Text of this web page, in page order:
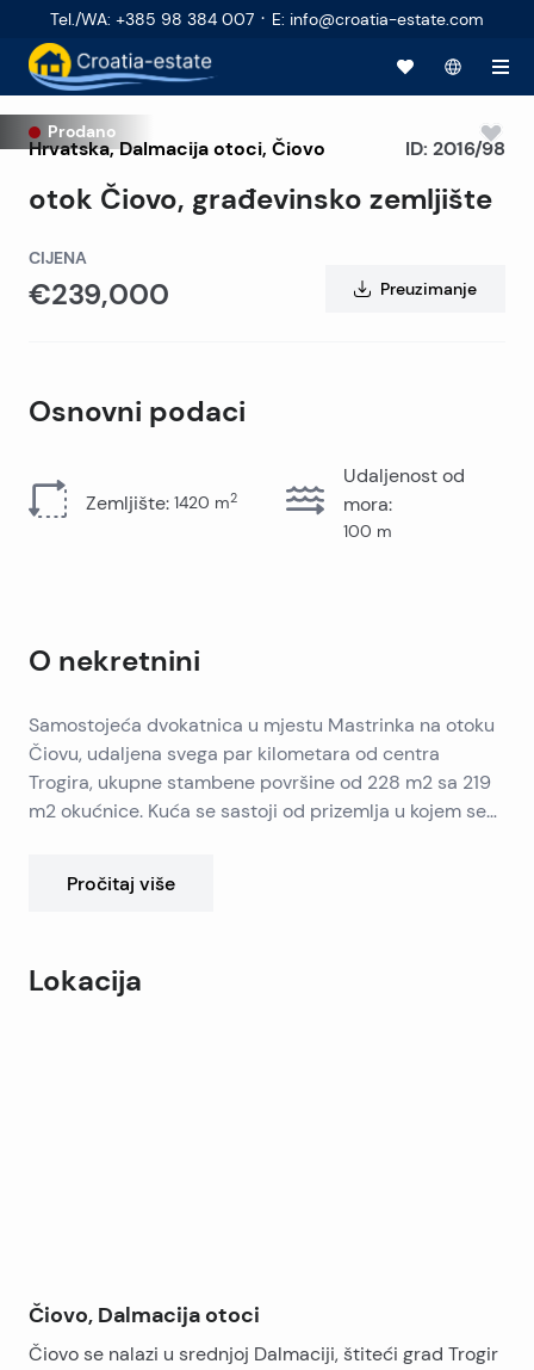
Tel./WA: +385 98 384 007 · E: info@croatia-estate.com
Prodano
Hrvatska,Dalmacija otoci, Čiovo
otok Čiovo, građevinsko zemljište
ID: 2016/98
CIJENA
€239,000 Preuzimanje
Osnovni podaci
Zemljište: 1420 m2
Udaljenost od
mora:
100 m
O nekretnini
Samostojeća dvokatnica u mjestu Mastrinka na otoku
Čiovu, udaljena svega par kilometara od centra
Trogira, ukupne stambene površine od 228 m2 sa 219
m2 okućnice. Kuća se sastoji od prizemlja u kojem se
prostrani dvosobni stan od 80 m2, sa dvije kupaonice,
se nalaze dva ista jednosobna apartmana, ukupne
Osim navedenog, u cijenu kuće ulaze i 5 parkirnih
mjesta. Kuća je aktivna kroz turistički najam te bilježi
dobre poslovne rezultate.
Pročitaj više
Lokacija
Čiovo, Dalmacija otoci
Čiovo se nalazi u srednjoj Dalmaciji, štiteći grad Trogir